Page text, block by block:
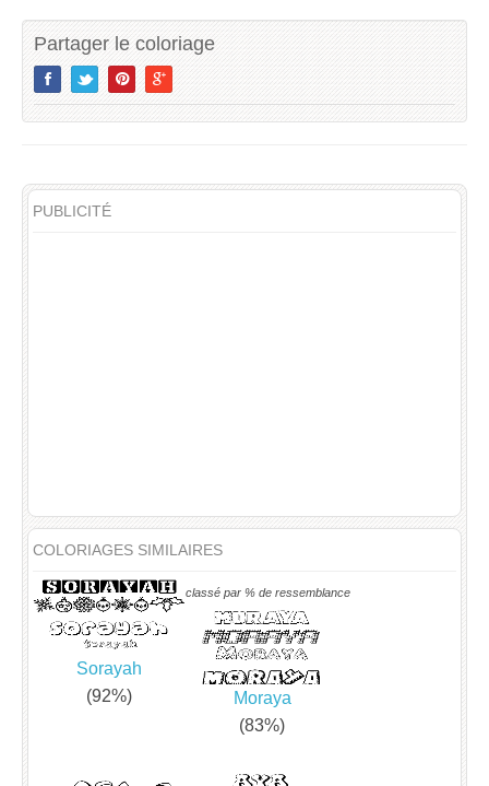
Partager le coloriage
PUBLICITÉ
COLORIAGES SIMILAIRES
classé par % de ressemblance
Sorayah
(92%)
Moraya
(83%)